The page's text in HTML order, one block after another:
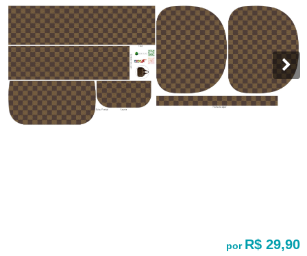
por R$ 29,90